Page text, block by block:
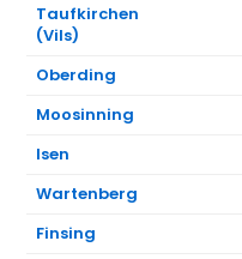
Taufkirchen
(Vils)
Oberding
Moosinning
Isen
Wartenberg
Finsing